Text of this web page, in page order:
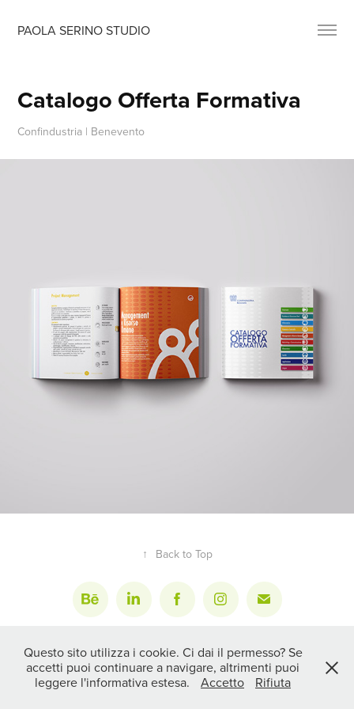
PAOLA SERINO STUDIO
Catalogo Offerta Formativa
Confindustria | Benevento
↑ Back to Top
INFO@PAOLASERINOSTUDIO.IT| P. IVA 015 838 506 21
Questo sito utilizza i cookie. Ci dai il permesso? Se
accetti puoi continuare a navigare, altrimenti puoi
leggere l'informativa estesa.
Accetto Rifiuta